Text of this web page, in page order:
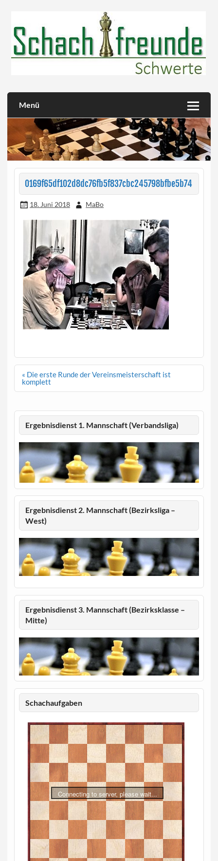
Menü
0169f65df102d8dc76fb5f837cbc245798bfbe5b74
18. Juni 2018 MaBo
Beitragsnavigation
« Die erste Runde der Vereinsmeisterschaft ist
komplett
Ergebnisdienst 1. Mannschaft (Verbandsliga)
Ergebnisdienst 2. Mannschaft (Bezirksliga –
West)
Ergebnisdienst 3. Mannschaft (Bezirksklasse –
Mitte)
Schachaufgaben